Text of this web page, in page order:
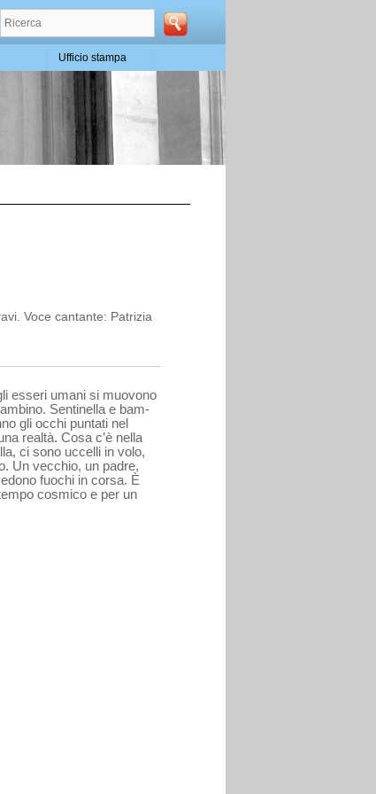
Ufficio stampa
Voce cantante: Patrizia
esseri umani si muovono
Sentinella e bam­
gli occhi puntati nel
realtà. Cosa c’è nella
ci sono uc­celli in volo,
Un vecchio, un padre,
fuochi in corsa. È
cosmico e per un